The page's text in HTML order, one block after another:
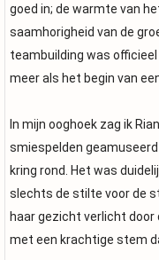
goed in; de warmte van
saamhorigheid van de
teambuilding was
meer als het begin van
In mijn ooghoek zag ik
smiespelden
kring rond. Het was
slechts de stilte voor de
haar gezicht verlicht door
met een krachtige stem